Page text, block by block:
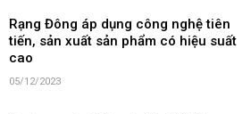
Rạng Đông áp dụng công nghệ tiên
tiến, sản xuất sản phẩm có hiệu suất
cao
05/12/2023